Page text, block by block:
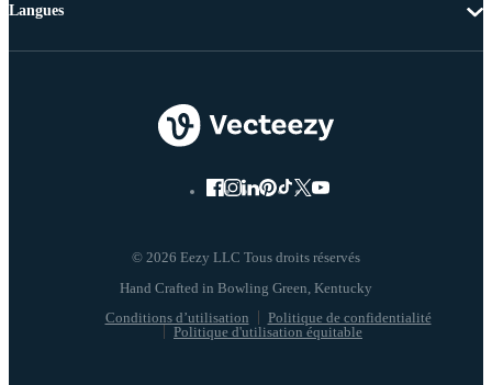
© 2026 Eezy LLC Tous droits réservés
Conditions d’utilisation
Politique de confidentialité
Politique d'utilisation équitable
Langues